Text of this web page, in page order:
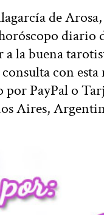
de
diario
la buena
con
PayPal o
Aires,